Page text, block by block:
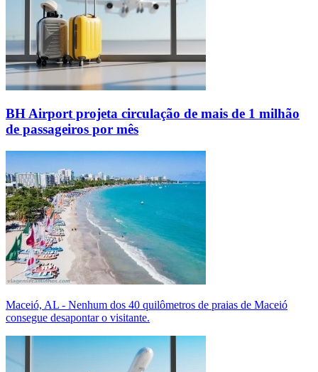
BH Airport projeta circulação de mais de 1 milhão
de passageiros por mês
Maceió, AL - Nenhum dos 40 quilômetros de praias de Maceió
consegue desapontar o visitante.